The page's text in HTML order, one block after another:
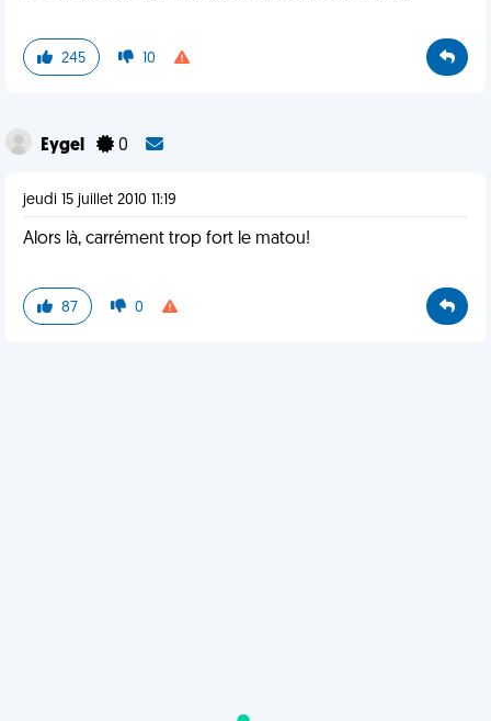
245 10
Eygel 0
jeudi 15 juillet 2010 11:19
Alors là, carrément trop fort le matou!
87 0